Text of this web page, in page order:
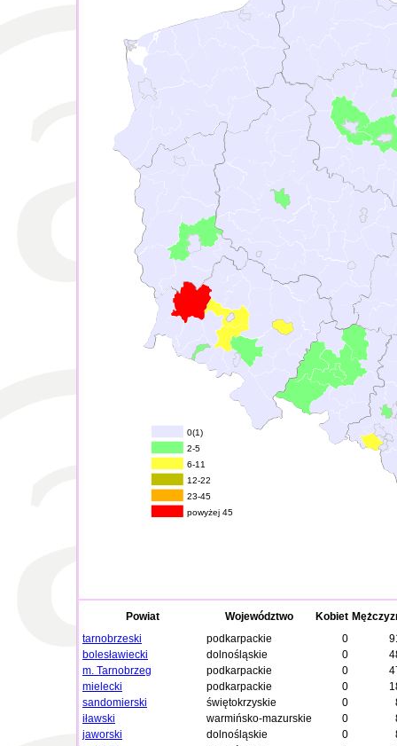
0(1)
2-5
6-11
12-22
23-45
powyżej 45
Powiat Województwo Kobiet
tarnobrzeski
podkarpackie 0
bolesławiecki
dolnośląskie 0
m. Tarnobrzeg
podkarpackie 0
mielecki
podkarpackie 0
sandomierski
świętokrzyskie 0
iławski
warmińsko-mazurskie 0
jaworski
dolnośląskie 0